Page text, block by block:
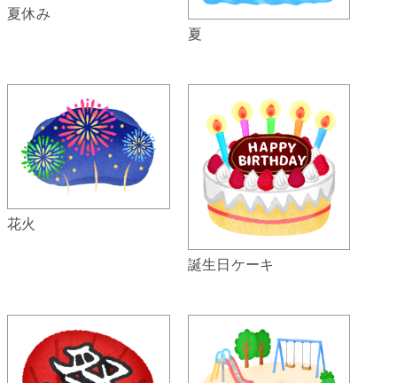
夏休み
夏
花火
誕生日ケーキ